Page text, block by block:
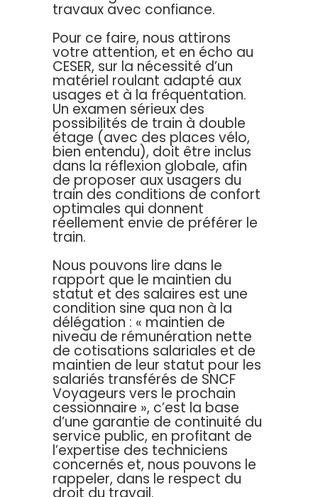
travaux avec confiance.
Pour ce faire, nous attirons
votre attention, et en écho au
CESER, sur la nécessité d’un
matériel roulant adapté aux
usages et à la fréquentation.
Un examen sérieux des
possibilités de train à double
étage (avec des places vélo,
bien entendu), doit être inclus
dans la réflexion globale, afin
de proposer aux usagers du
train des conditions de confort
optimales qui donnent
réellement envie de préférer le
train.
Nous pouvons lire dans le
rapport que le maintien du
statut et des salaires est une
condition sine qua non à la
délégation : « maintien de
niveau de rémunération nette
de cotisations salariales et de
maintien de leur statut pour les
salariés transférés de SNCF
Voyageurs vers le prochain
cessionnaire », c’est la base
d’une garantie de continuité du
service public, en profitant de
l’expertise des techniciens
concernés et, nous pouvons le
rappeler, dans le respect du
droit du travail.